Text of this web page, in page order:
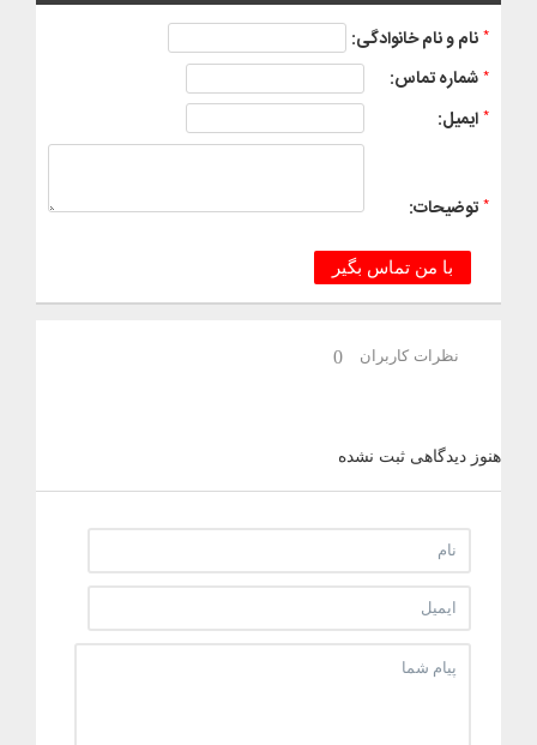
* نام و نام خانوادگی:
* شماره تماس:
* ایمیل:
* توضیحات:
با من تماس بگیر
نظرات کاربران 0
هنوز دیدگاهی ثبت نشده